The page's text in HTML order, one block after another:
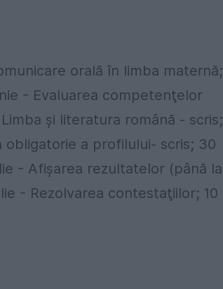
orală în limba maternă;
- Evaluarea competenţelor
şi literatura română - scris;
obligatorie a profilului- scris; 30
- Afişarea rezultatelor (până la
- Rezolvarea contestaţiilor; 10